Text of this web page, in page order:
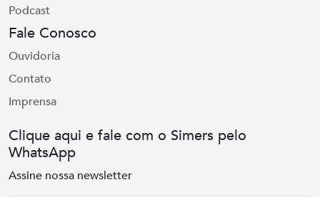
Podcast
Fale Conosco
Ouvidoria
Contato
Imprensa
Clique aqui e fale com o Simers pelo
WhatsApp
Assine nossa newsletter